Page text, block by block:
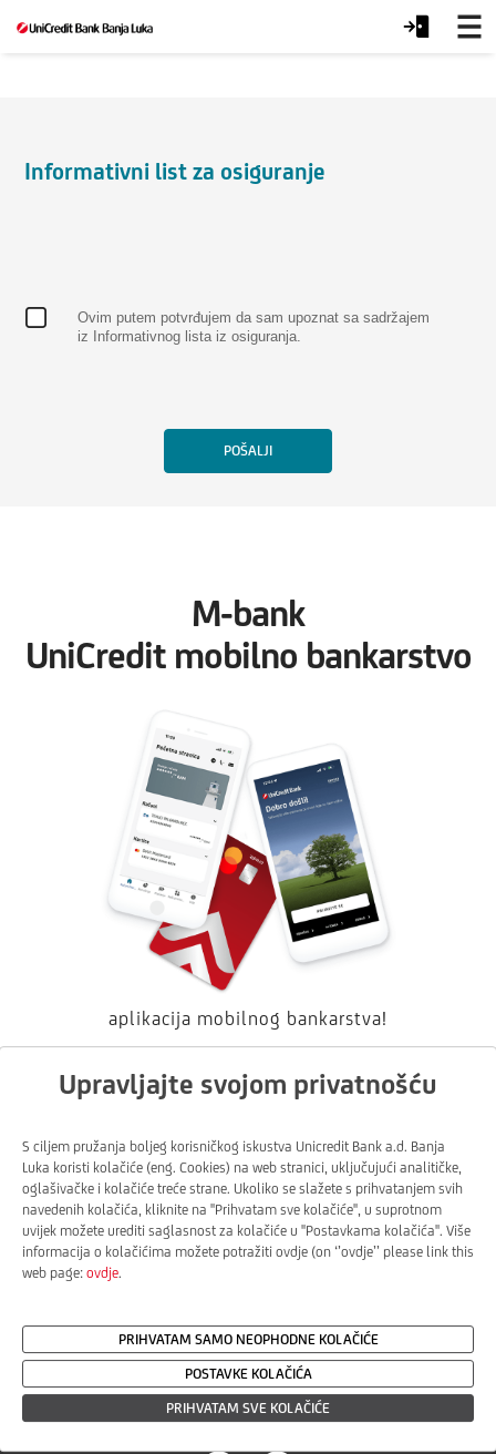
za
Informativni list za osiguranje
Ovim putem potvrđujem da sam upoznat sa sadržajem
iz Informativnog lista iz osiguranja.
M-bank
UniCredit mobilno bankarstvo
aplikacija mobilnog bankarstva!
Play
App
Store
Store
Upravljajte svojom privatnošću
S ciljem pružanja boljeg korisničkog iskustva Unicredit Bank a.d. Banja
Luka koristi kolačiće (eng. Cookies) na web stranici, uključujući analitičke,
oglašivačke i kolačiće treće strane. Ukoliko se slažete s prihvatanjem svih
navedenih kolačića, kliknite na ''Prihvatam sve kolačiće'', u suprotnom
uvijek možete urediti saglasnost za kolačiće u ''Postavkama kolačića''. Više
informacija o kolačićima možete potražiti ovdje (on ‘’ovdje’’ please link this
web page: ovdje.
PRIHVATAM SAMO NEOPHODNE KOLAČIĆE
POSTAVKE KOLAČIĆA
PRIHVATAM SVE KOLAČIĆE